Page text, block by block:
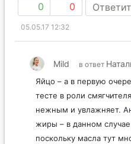
0 0
05.05.17 12:32
Mild в ответ
Яйцо – а в первую
тесте в роли
нежным и увлажняет.
жиры – в данном
поскольку масла тут